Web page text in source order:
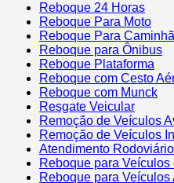
Reboque 24 Horas
Reboque Para Moto
Reboque Para
Reboque para Ônibus
Reboque Plataforma
Reboque com Cesto
Reboque com Munck
Resgate Veicular
Remoção de Veículos
Remoção de Veículos
Atendimento Rodoviário
Reboque para Veículos
Reboque para Veículos